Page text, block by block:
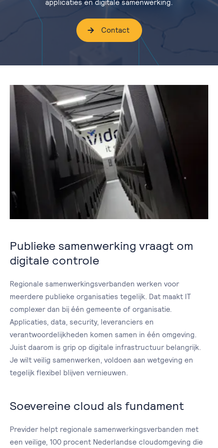
applicaties en digitale samenwerking.
Contact
Publieke samenwerking vraagt om
digitale controle
Regionale samenwerkingsverbanden werken voor
meerdere publieke organisaties tegelijk. Dat maakt IT
complexer dan bij één gemeente of organisatie.
Applicaties, data, security, leveranciers en
verantwoordelijkheden komen samen in één omgeving.
Juist daarom is grip op digitale infrastructuur belangrijk.
Je wilt veilig samenwerken, voldoen aan wetgeving en
tegelijk flexibel blijven vernieuwen.
Soevereine cloud als fundament
Previder helpt regionale samenwerkingsverbanden met
een veilige, 100 procent Nederlandse cloudomgeving die